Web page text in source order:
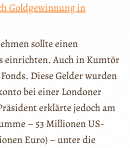
Goldgewinnung in
sollte einen
einrichten. Auch in Kumtör
Diese Gelder wurden
bei einer Londoner
erklärte jedoch am
– 53 Millionen US-
Euro) – unter die